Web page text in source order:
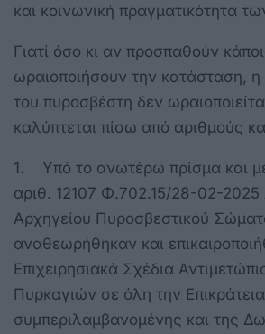
και κοινωνική πραγματικότητα
Γιατί όσο κι αν προσπαθούν
ωραιοποιήσουν την κατάσταση, η
του πυροσβέστη δεν
καλύπτεται πίσω από αριθμούς
1. Υπό το ανωτέρω πρίσμα και
αριθ. 12107 Φ.702.15/28-02-2025
Αρχηγείου Πυροσβεστικού
αναθεωρήθηκαν και
Επιχειρησιακά Σχέδια
Πυρκαγιών σε όλη την Επικράτεια,
συμπεριλαμβανομένης και της